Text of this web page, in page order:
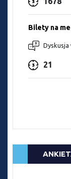
Bilety na
Dyskusja
21